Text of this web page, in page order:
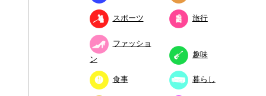
スポーツ 旅行
ファッショ
ン
趣味
食事 暮らし